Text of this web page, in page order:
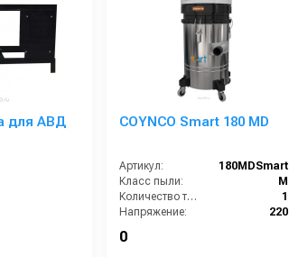
для АВД COYNCO Smart 180 MD
Артикул:
180MDSmart
Класс пыли:
М
Количество турбин (шт):
1
Напряжение:
220
0